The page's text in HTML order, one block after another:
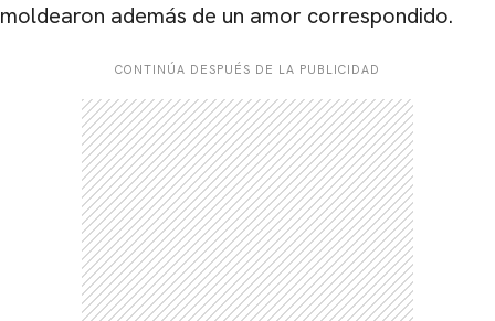
moldearon además de un amor correspondido.
CONTINÚA DESPUÉS DE LA PUBLICIDAD